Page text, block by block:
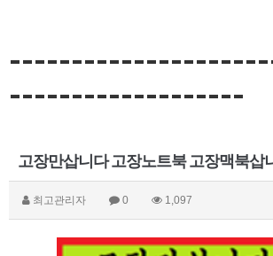
-------------------
고장만삽니다 고장노트북 고장맥북삽
최고관리자 0 1,097